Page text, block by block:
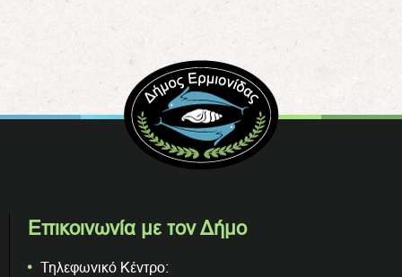
Επικοινωνία με τον Δήμο
Τηλεφωνικό Κέντρο: